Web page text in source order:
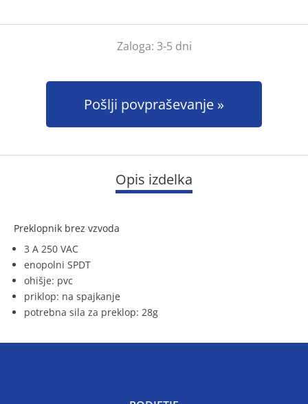
Zaloga: 3-5 dni
Pošlji povpraševanje
Opis izdelka
Preklopnik brez vzvoda
3 A 250 VAC
enopolni SPDT
ohišje: pvc
priklop: na spajkanje
potrebna sila za preklop: 28g